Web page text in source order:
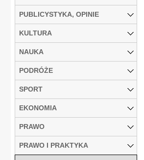
PUBLICYSTYKA, OPINIE
KULTURA
NAUKA
PODRÓŻE
SPORT
EKONOMIA
PRAWO
PRAWO I PRAKTYKA